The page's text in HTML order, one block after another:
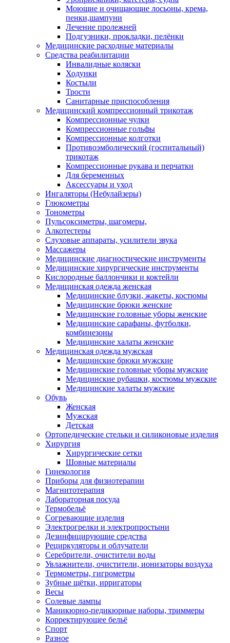
Моющие и очищающие лосьоны, крема,
пенки,шампуни
Лечение пролежней
Подгузники, прокладки, пелёнки
Медицинские расходные материалы
Средства реабилитации
Инвалидные коляски
Ходунки
Костыли
Трости
Санитарные приспособления
Медицинский компрессионный трикотаж
Компрессионные чулки
Компрессионные гольфы
Компрессионные колготки
Противоэмболический (госпитальный)
трикотаж
Компрессионные рукава и перчатки
Для беременных
Аксессуары и уход
Ингаляторы (Небулайзеры)
Глюкометры
Тонометры
Пульсоксиметры, шагомеры,
Алкотестеры
Слуховые аппараты, усилители звука
Массажеры
Медицинские диагностические инструменты
Медицинские хирургические инструменты
Кислородные баллончики и коктейли
Медицинская одежда женская
Медицинские блузки, жакеты, костюмы
Медицинские брюки женские
Медицинские головные уборы женские
Медицинские сарафаны, футболки,
комбинезоны
Медицинские халаты женские
Медицинская одежда мужская
Медицинские брюки мужские
Медицинские головные уборы мужские
Медицинские рубашки, костюмы мужские
Медицинские халаты мужские
Обувь
Женская
Мужская
Детская
Ортопедические стельки и силиконовые изделия
Хирургия
Хирургические сетки
Шовные материалы
Гинекология
Приборы для физиотерапии
Магнитотерапия
Лабораторная посуда
Термобельё
Согревающие изделия
Электрогрелки и электропростыни
Дезинфицирующие средства
Рециркуляторы и облучатели
Серебрители, очистители воды
Увлажнители, очистители, ионизаторы воздуха
Термометры, гигрометры
Зубные щётки, ирригаторы
Весы
Солевые лампы
Маникюрно-педикюрные наборы, триммеры
Корректирующее бельё
Спорт
Разное